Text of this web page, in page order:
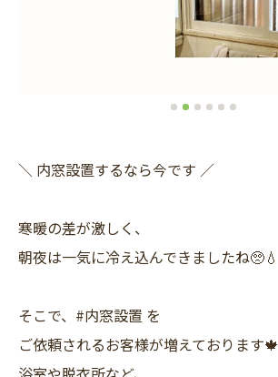
＼ 内窓設置するなら今です ／
寒暖の差が激しく、
朝夜は一気に冷え込んできましたね🥺💧
そこで、#内窓設置 を
ご依頼されるお客様が増えております🍁